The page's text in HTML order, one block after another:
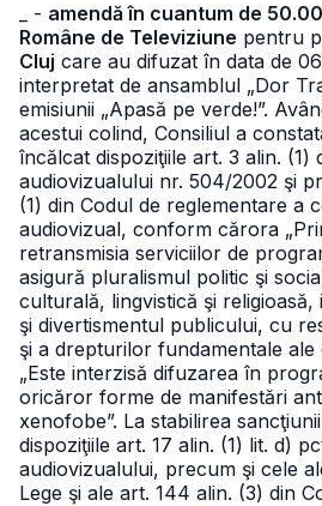
_ - amendă în cuantum de
Române de Televiziune pentru
Cluj care au difuzat în data de
interpretat de ansamblul „Dor
emisiunii „Apasă pe verde!”.
acestui colind, Consiliul a
încălcat dispoziţiile art. 3 alin. (1)
audiovizualului nr. 504/2002 şi
(1) din Codul de reglementare a
audiovizual, conform cărora
retransmisia serviciilor de
asigură pluralismul politic şi
culturală, lingvistică şi
şi divertismentul publicului, cu
şi a drepturilor fundamentale ale
„Este interzisă difuzarea în
oricăror forme de manifestări
xenofobe”. La stabilirea
dispoziţiile art. 17 alin. (1) lit. d)
audiovizualului, precum şi cele
Lege şi ale art. 144 alin. (3) din